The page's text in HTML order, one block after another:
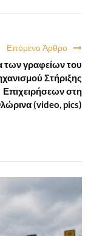
Επόμενο Άρθρο
των γραφείων του
Στήριξης
Επιχειρήσεων στη
(video, pics)